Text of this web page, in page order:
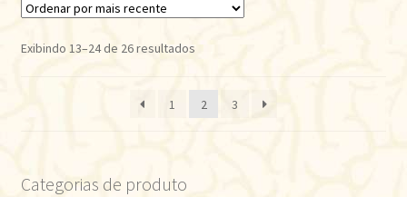
Exibindo 13–24 de 26 resultadosClassificado
mais
recente
1 2 3
Categorias de produto